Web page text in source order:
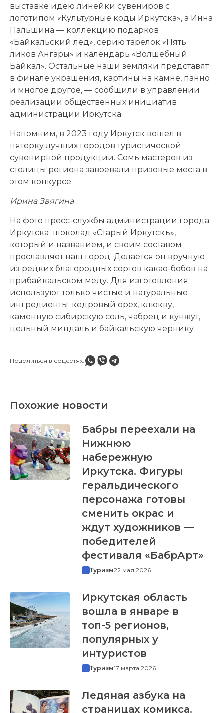
выставке идею линейки сувениров с
логотипом «Культурные коды Иркутска», а Инна
Пальшина — коллекцию подарков
«Байкальский лед», серию тарелок «Пять
ликов Ангары» и календарь «Волшебный
Байкал». Остальные наши земляки представят
в финале украшения, картины на камне, панно
и многое другое, — сообщили в управлении
реализации общественных инициатив
администрации Иркутска.
Напомним, в 2023 году Иркутск вошел в
пятерку лучших городов туристической
сувенирной продукции. Семь мастеров из
столицы региона завоевали призовые места в
этом конкурсе.
Ирина Звягина
На фото пресс-службы администрации города
Иркутска шоколад «Старый Иркутскъ»,
который и названием, и своим составом
прославляет наш город. Делается он вручную
из редких благородных сортов какао-бобов на
прибайкальском меду. Для изготовления
используют только чистые и натуральные
ингредиенты: кедровый орех, клюкву,
каменную сибирскую соль, чабрец и кунжут,
цельный миндаль и байкальскую чернику
Поделиться в соцсетях:
Похожие новости
Бабры переехали на
Нижнюю
набережную
Иркутска. Фигуры
геральдического
персонажа готовы
сменить окрас и
ждут художников —
победителей
фестиваля «БабрАрт»
Туризм22 мая 2026
Иркутская область
вошла в январе в
топ-5 регионов,
популярных у
интуристов
Туризм17 марта 2026
Ледяная азбука на
страницах комикса.